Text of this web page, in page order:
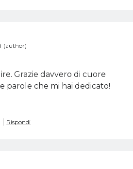
Grazie davvero di cuore
parole che mi hai dedicato!
Rispondi